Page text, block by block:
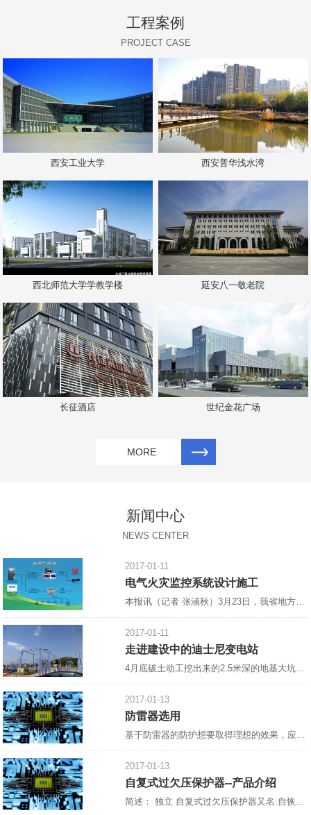
工程案例
PROJECT CASE
西安工业大学 西安普华浅水湾
西北师范大学学教学楼 延安八一敬老院
长征酒店 世纪金花广场
MORE
新闻中心
NEWS CENTER
2017-01-11
电气火灾监控系统设计施工
2017-01-11
走进建设中的迪士尼变电站
2017-01-13
防雷器选用
2017-01-13
自复式过欠压保护器--产品介绍